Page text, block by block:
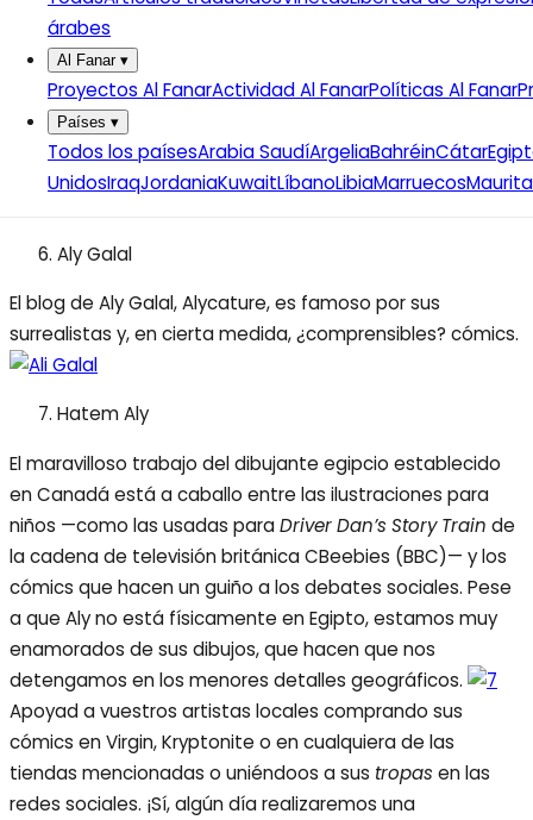
árabes
Al Fanar ▾
Proyectos Al FanarActividad Al FanarPolíticas Al Fanar
Países ▾
Todos los paísesArabia SaudíArgeliaBahréinCátar
UnidosIraqJordaniaKuwaitLíbanoLibiaMarruecos
Hicham Rahma
Rahma, uno de los fundadores de la revista de cómics
Tok Tok, también apuesta por temas de sátira política.
Tok Tokestá disponible en Virgin Megastore, Alef,
Aly Galal
El blog de Aly Galal, Alycature, es famoso por sus
surrealistas y, en cierta medida, ¿comprensibles? cómics.
Hatem Aly
El maravilloso trabajo del dibujante egipcio establecido
en Canadá está a caballo entre las ilustraciones para
niños —como las usadas paraDriver Dan’s Story Train de
la cadena de televisión británica CBeebies (BBC)— y los
cómics que hacen un guiño a los debates sociales. Pese
a que Aly no está físicamente en Egipto, estamos muy
enamorados de sus dibujos, que hacen que nos
detengamos en los menores detalles geográficos.
Apoyad a vuestros artistas locales comprando sus
cómics en Virgin, Kryptonite o en cualquiera de las
tiendas mencionadas o uniéndoos a sus tropas en las
redes sociales. ¡Sí, algún día realizaremos una